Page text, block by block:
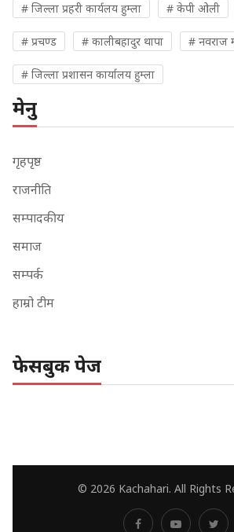
# जिल्ला प्रहरी कार्यलय हुम्ला # केपी ओली
# प्रचण्ड # कालीबहादुर थापा # नवराज
# जिल्ला प्रशासन कार्यालय हुम्ला
मेनु
गृहपृष्ठ
राजनीति
सम्पादकीय
समाज
सम्पर्क
हाम्रो टीम
फेसबुक पेज
© 2026 Kachahari. All Rights